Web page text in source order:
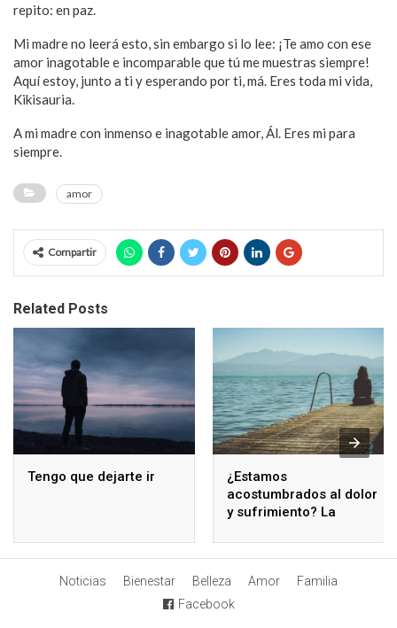
repito: en paz.
Mi madre no leerá esto, sin embargo si lo lee: ¡Te amo con ese
amor inagotable e incomparable que tú me muestras siempre!
Aquí estoy, junto a ti y esperando por ti, má. Eres toda mi vida,
Kikisauria.
A mi madre con inmenso e inagotable amor, Ál. Eres mi para
siempre.
amor
Compartir
Related Posts
Tengo que dejarte ir
¿Estamos
acostumbrados al dolor
y sufrimiento? La
Noticias Bienestar Belleza Amor
Familia
Facebook